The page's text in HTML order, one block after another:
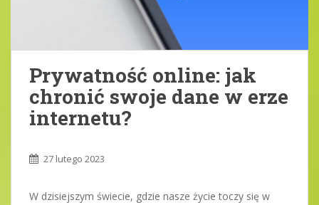
Prywatność online: jak
chronić swoje dane w erze
internetu?
27 lutego 2023
W dzisiejszym świecie, gdzie nasze życie toczy się w